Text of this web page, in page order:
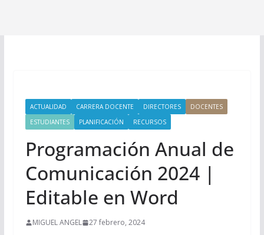
ACTUALIDAD CARRERA DOCENTE DIRECTORES
DOCENTES
ESTUDIANTES
PLANIFICACIÓN RECURSOS
Programación Anual de
Comunicación 2024 |
Editable en Word
MIGUEL ANGEL 27 febrero, 2024